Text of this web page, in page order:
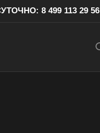
8 499 113 29 56